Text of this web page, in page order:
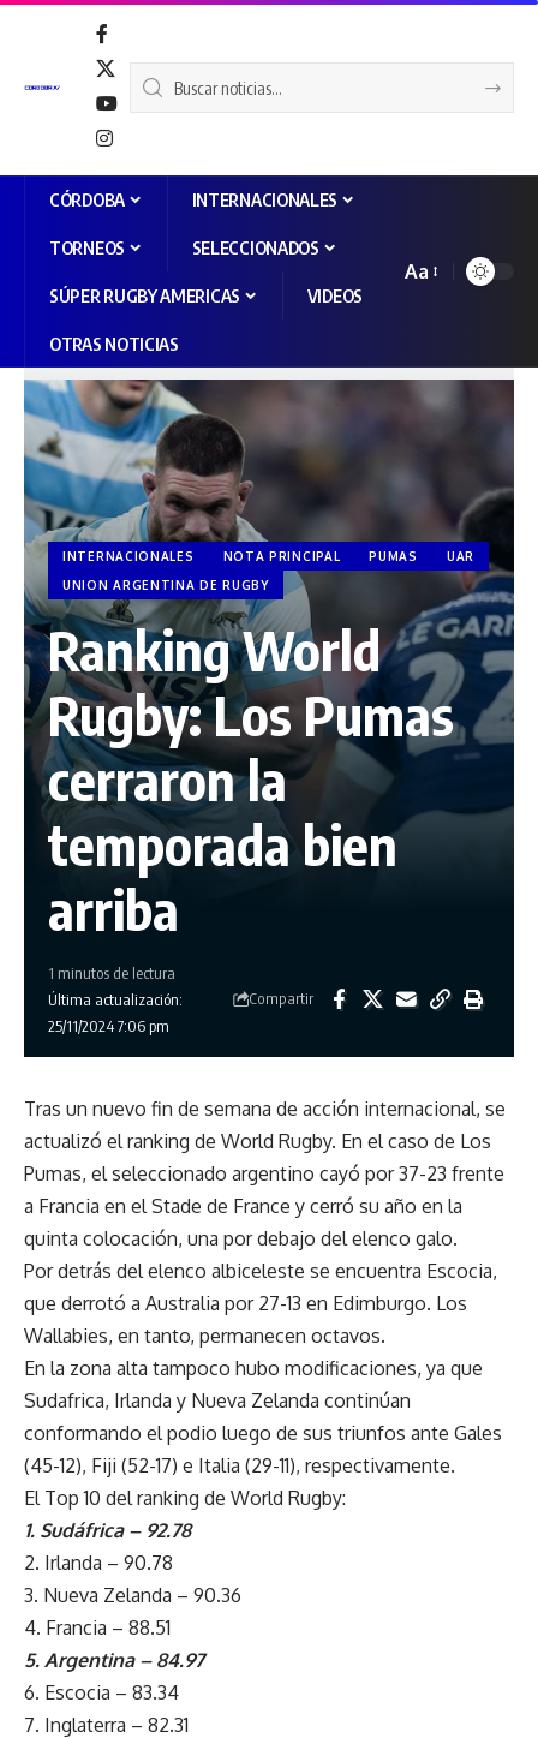
CÓRDOBA INTERNACIONALES
TORNEOS SELECCIONADOS
SÚPER RUGBY AMERICAS VIDEOS
OTRAS NOTICIAS
Aa
INTERNACIONALES NOTA PRINCIPAL PUMAS
UAR
UNION ARGENTINA DE RUGBY
Ranking World
Rugby: Los Pumas
cerraron la
temporada bien
arriba
Última actualización:
25/11/2024 7:06 pm
1 minutos de lectura
Compartir
Tras un nuevo fin de semana de acción internacional, se
actualizó el ranking de World Rugby. En el caso de Los
Pumas, el seleccionado argentino cayó por 37-23 frente
a Francia en el Stade de France y cerró su año en la
quinta colocación, una por debajo del elenco galo.
Por detrás del elenco albiceleste se encuentra Escocia,
que derrotó a Australia por 27-13 en Edimburgo. Los
Wallabies, en tanto, permanecen octavos.
En la zona alta tampoco hubo modificaciones, ya que
Sudafrica, Irlanda y Nueva Zelanda continúan
conformando el podio luego de sus triunfos ante Gales
(45-12), Fiji (52-17) e Italia (29-11), respectivamente.
El Top 10 del ranking de World Rugby:
1. Sudáfrica – 92.78
2. Irlanda – 90.78
3. Nueva Zelanda – 90.36
4. Francia – 88.51
5. Argentina – 84.97
6. Escocia – 83.34
7. Inglaterra – 82.31